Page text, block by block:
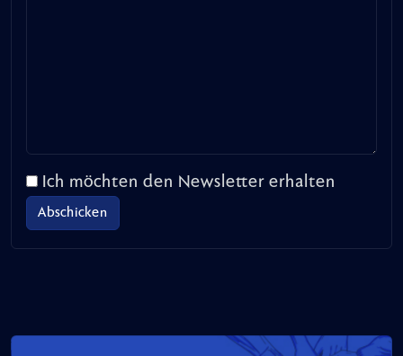
Ich möchten den Newsletter erhalten